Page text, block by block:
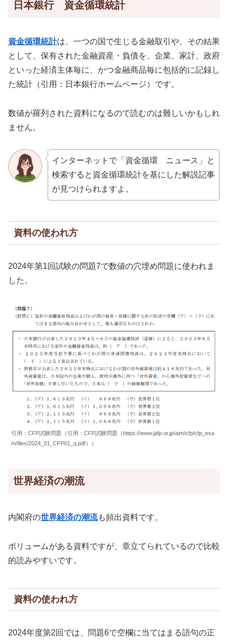
日本銀行 資金循環統計
資金循環統計は、一つの国で生じる金融取引や、その結果
として、保有された金融資産・負債を、企業、家計、政府
といった経済主体毎に、かつ金融商品毎に包括的に記録し
た統計（引用：日本銀行ホームページ）です。
数値が羅列された資料になるので読むのは難しいかもしれ
ません。
インターネットで「資金循環 ニュース」と
検索すると資金循環統計を基にした解説記事
が見つけられますよ。
資料の使われ方
2024年第1回試験の問題7で数値の穴埋め問題に使われま
した。
引用：CFP試験問題（引用：CFP試験問題（https://www.jafp.or.jp/aim/cfp/cfp_exa
m/files/2024_01_CFP01_q.pdf））
世界経済の潮流
内閣府の世界経済の潮流も頻出資料です。
ボリュームがある資料ですが、章立てられているので比較
的読みやすいです。
資料の使われ方
2024年度第2回では、問題6で空欄に当てはまる語句の正